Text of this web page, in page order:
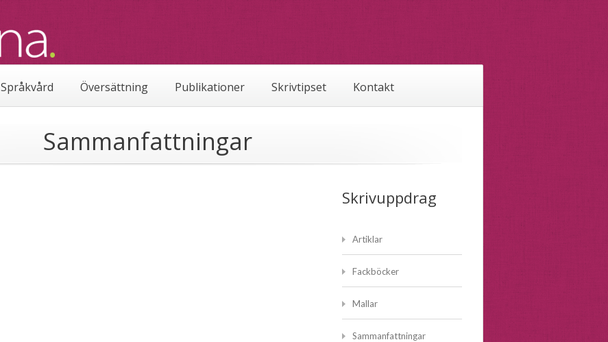
Språkvård Översättning Publikationer Skrivtipset Kontakt
Sammanfattningar
Skrivuppdrag
Artiklar
Fackböcker
Mallar
Sammanfattningar